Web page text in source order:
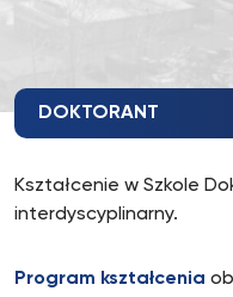
DOKTORANT
Kształcenie w Szkole
interdyscyplinarny.
Program kształcenia